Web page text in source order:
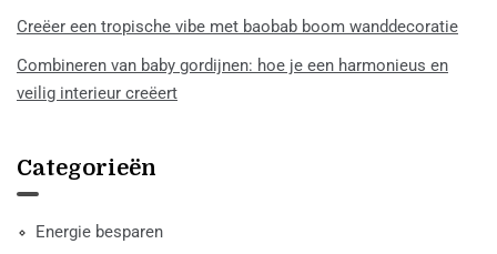
Creëer een tropische vibe met baobab boom wanddecoratie
Combineren van baby gordijnen: hoe je een harmonieus en
veilig interieur creëert
Categorieën
Energie besparen